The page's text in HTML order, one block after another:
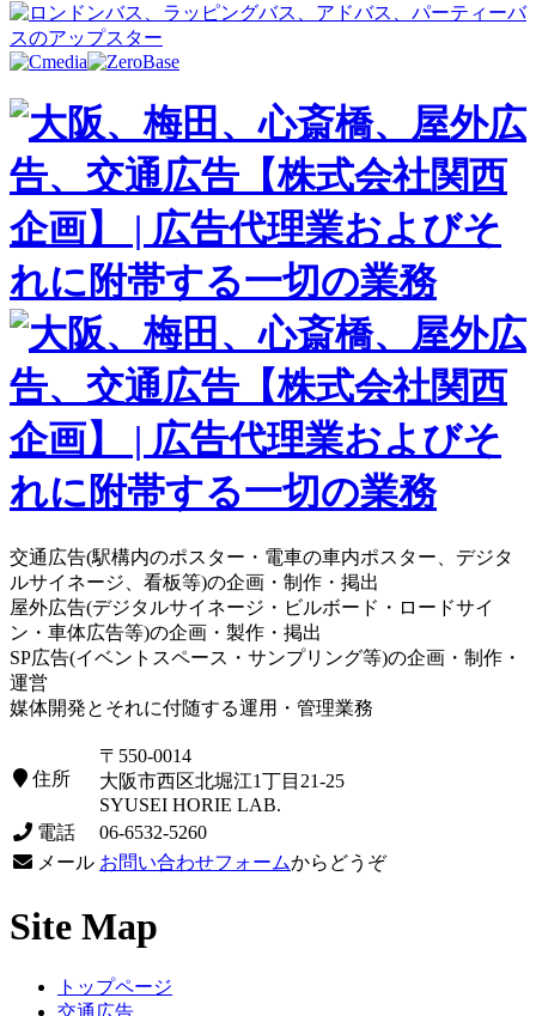
交通広告(駅構内のポスター・電車の車内ポスター、デジタ
ルサイネージ、看板等)の企画・制作・掲出
屋外広告(デジタルサイネージ・ビルボード・ロードサイ
ン・車体広告等)の企画・製作・掲出
SP広告(イベントスペース・サンプリング等)の企画・制作・
運営
媒体開発とそれに付随する運用・管理業務
住所
〒550-0014
大阪市西区北堀江1丁目21-25
SYUSEI HORIE LAB.
電話
06-6532-5260
メール お問い合わせフォームからどうぞ
Site Map
トップページ
交通広告